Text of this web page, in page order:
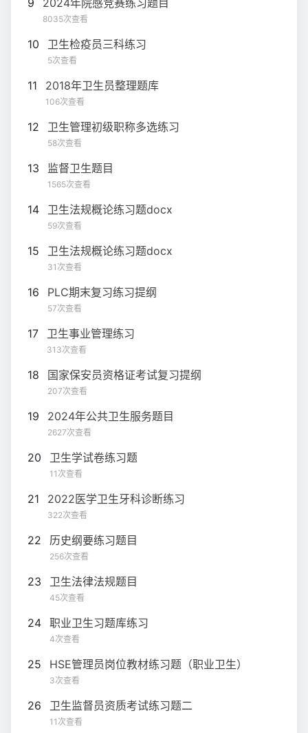
8035次查看
10 卫生检疫员三科练习
5次查看
11 2018年卫生员整理题库
106次查看
12 卫生管理初级职称多选练习
58次查看
13 监督卫生题目
1565次查看
14 卫生法规概论练习题docx
59次查看
15 卫生法规概论练习题docx
31次查看
16 PLC期末复习练习提纲
57次查看
17 卫生事业管理练习
313次查看
18 国家保安员资格证考试复习提纲
207次查看
19 2024年公共卫生服务题目
2627次查看
20 卫生学试卷练习题
11次查看
21 2022医学卫生牙科诊断练习
322次查看
22 历史纲要练习题目
256次查看
23 卫生法律法规题目
45次查看
24 职业卫生习题库练习
4次查看
25 HSE管理员岗位教材练习题（职业卫生）
3次查看
26 卫生监督员资质考试练习题二
11次查看